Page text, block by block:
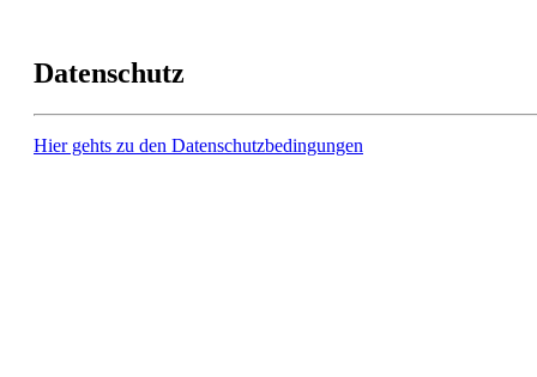
Datenschutz
Hier gehts zu den Datenschutzbedingungen